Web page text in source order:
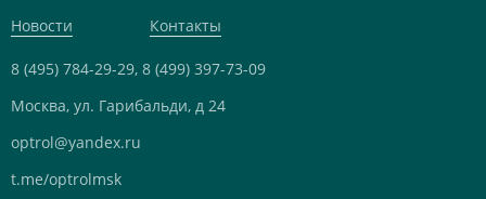
Новости
Контакты
8 (495) 784-29-29, 8 (499) 397-73-09
Москва, ул. Гарибальди, д 24
optrol@yandex.ru
t.me/optrolmsk